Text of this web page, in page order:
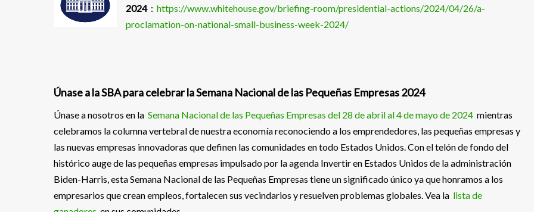
2024 : https://www.whitehouse.gov/briefing-room/presidential-actions/2024/04/26/a-
proclamation-on-national-small-business-week-2024/
Únase a la SBA para celebrar la Semana Nacional de las Pequeñas Empresas 2024
Únase a nosotros en la Semana Nacional de las Pequeñas Empresas del 28 de abril al 4 de mayo de 2024 mientras
celebramos la columna vertebral de nuestra economía reconociendo a los emprendedores, las pequeñas empresas y
las nuevas empresas innovadoras que definen las comunidades en todo Estados Unidos. Con el telón de fondo del
histórico auge de las pequeñas empresas impulsado por la agenda Invertir en Estados Unidos de la administración
Biden-Harris, esta Semana Nacional de las Pequeñas Empresas tiene un significado único ya que honramos a los
empresarios que crean empleos, fortalecen sus vecindarios y resuelven problemas globales. Vea la lista de